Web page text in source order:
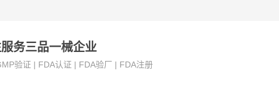
务三品一械企业
验证 | FDA认证 | FDA验厂 | FDA注册